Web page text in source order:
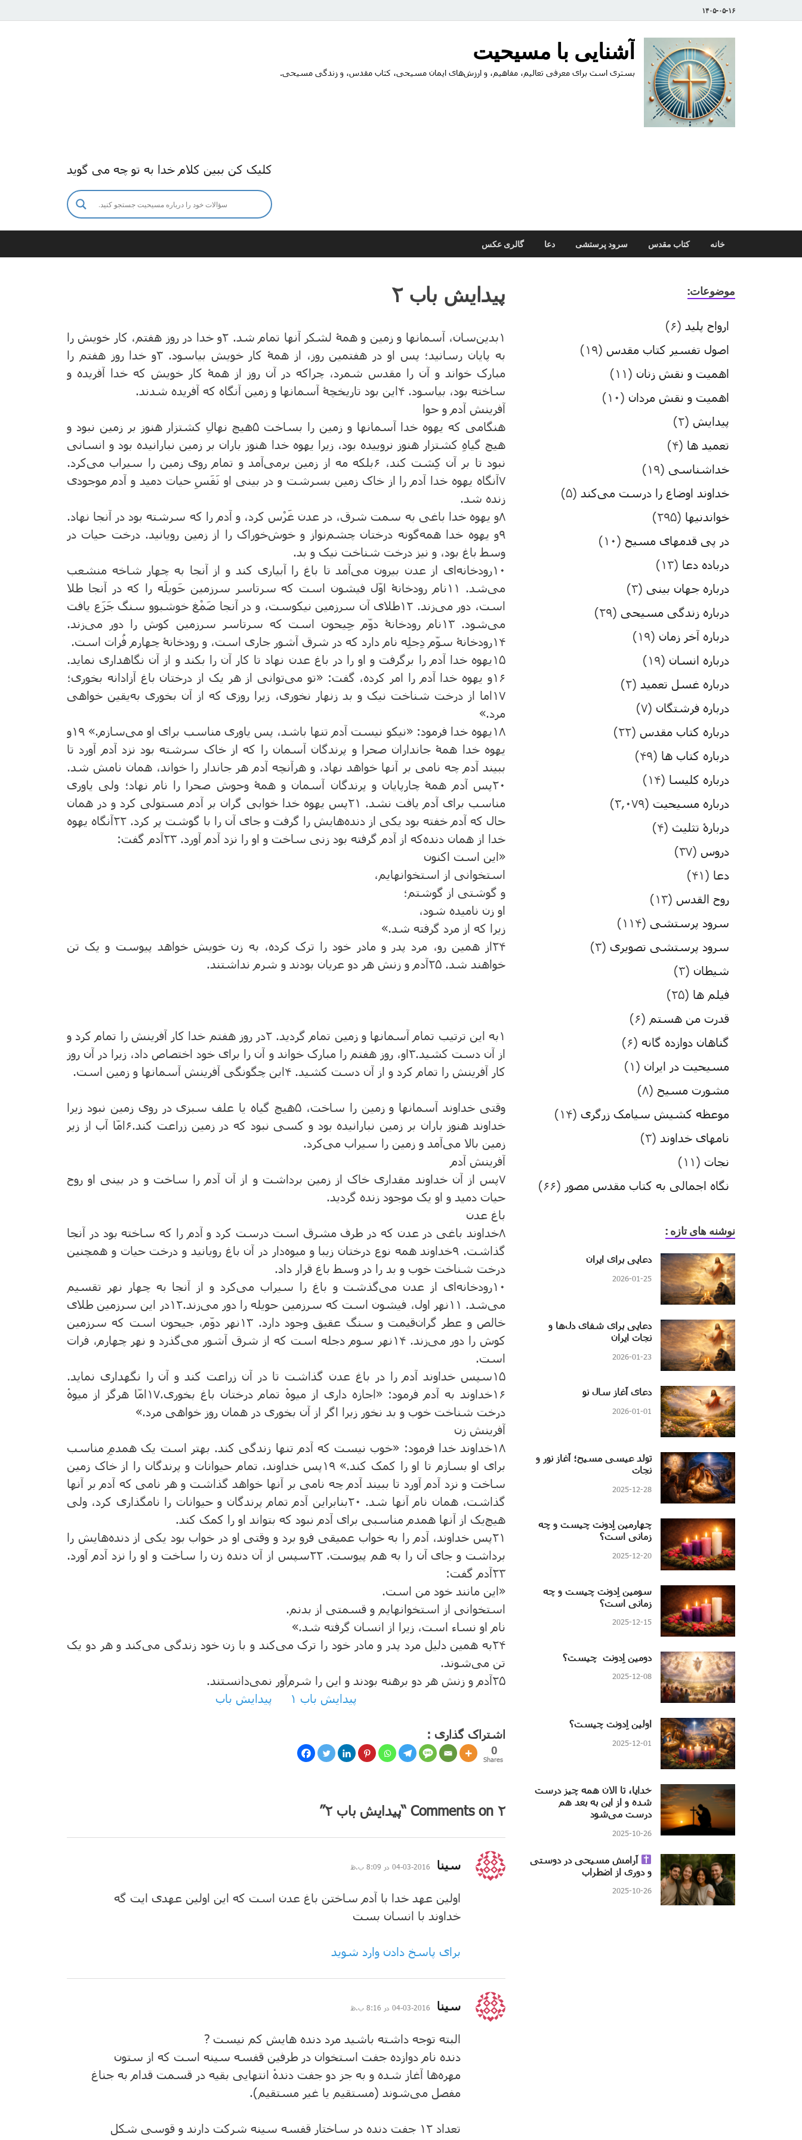
۱۴۰۵-۰۵-۱۶
آشنایی با مسیحیت
بستری است برای معرفی تعالیم، مفاهیم، و ارزش‌های ایمان مسیحی، کتاب مقدس، و زندگی مسیحی.
کلیک کن ببین کلام خدا به تو چه می گوید
خانه کتاب مقدس سرود پرستشی دعا گالری عکس
پیدایش باب ۲
۱بدین‌سان، آسمانها و زمین و همۀ لشکر آنها تمام شد. ۲و خدا در روز هفتم، کار خویش را
به پایان رسانید؛ پس او در هفتمین روز، از همۀ کار خویش بیاسود. ۳و خدا روز هفتم را
مبارک خواند و آن را مقدس شمرد، چراکه در آن روز از همۀ کار خویش که خدا آفریده و
ساخته بود، بیاسود. ۴این بود تاریخچۀ آسمانها و زمین آنگاه که آفریده شدند.
آفرینش آدم و حوا
هنگامی که یهوه خدا آسمانها و زمین را بساخت ۵هیچ نهالِ کشتزار هنوز بر زمین نبود و
هیچ گیاهِ کشتزار هنوز نروییده بود، زیرا یهوه خدا هنوز باران بر زمین نبارانیده بود و انسانی
نبود تا بر آن کِشت کند، ۶بلکه مه از زمین برمی‌آمد و تمام روی زمین را سیراب می‌کرد.
۷آنگاه یهوه خدا آدم را از خاک زمین بسرشت و در بینی او نَفَسِ حیات دمید و آدم موجودی
زنده شد.
۸و یهوه خدا باغی به سمت شرق، در عدن غَرْس کرد، و آدم را که سرشته بود در آنجا نهاد.
۹و یهوه خدا همه‌گونه درختان چشم‌نواز و خوش‌خوراک را از زمین رویانید. درخت حیات در
وسط باغ بود، و نیز درخت شناخت نیک و بد.
۱۰رودخانه‌ای از عدن بیرون می‌آمد تا باغ را آبیاری کند و از آنجا به چهار شاخه منشعب
می‌شد. ۱۱نام رودخانۀ اوّل فیشون است که سرتاسر سرزمین حَویلَه را که در آنجا طلا
است، دور می‌زند. ۱۲طلای آن سرزمین نیکوست، و در آنجا صَمْغ خوشبوو سنگ جَزَع یافت
می‌شود. ۱۳نام رودخانۀ دوّم جِیحون است که سرتاسر سرزمین کوش را دور می‌زند.
۱۴رودخانۀ سوّم دِجلِه نام دارد که در شرق آشور جاری است، و رودخانۀ چهارم فُرات است.
۱۵یهوه خدا آدم را برگرفت و او را در باغ عدن نهاد تا کار آن را بکند و از آن نگاهداری نماید.
۱۶و یهوه خدا آدم را امر کرده، گفت: «تو می‌توانی از هر یک از درختان باغ آزادانه بخوری؛
۱۷اما از درخت شناخت نیک و بد زنهار نخوری، زیرا روزی که از آن بخوری به‌یقین خواهی
مرد.»
۱۸یهوه خدا فرمود: «نیکو نیست آدم تنها باشد، پس یاوری مناسب برای او می‌سازم.» ۱۹و
یهوه خدا همۀ جانداران صحرا و پرندگان آسمان را که از خاک سرشته بود نزد آدم آورد تا
ببیند آدم چه نامی بر آنها خواهد نهاد، و هرآنچه آدم هر جاندار را خواند، همان نامش شد.
۲۰پس آدم همۀ چارپایان و پرندگان آسمان و همۀ وحوش صحرا را نام نهاد؛ ولی یاوری
مناسب برای آدم یافت نشد. ۲۱پس یهوه خدا خوابی گران بر آدم مستولی کرد و در همان
حال که آدم خفته بود یکی از دنده‌هایش را گرفت و جای آن را با گوشت پر کرد. ۲۲آنگاه یهوه
خدا از همان دنده‌که از آدم گرفته بود زنی ساخت و او را نزد آدم آورد. ۲۳آدم گفت:
«این است اکنون
استخوانی از استخوانهایم،
و گوشتی از گوشتم؛
او زن نامیده شود،
زیرا که از مرد گرفته شد.»
۲۴از همین رو، مرد پدر و مادر خود را ترک کرده، به زن خویش خواهد پیوست و یک تن
خواهند شد. ۲۵آدم و زنش هر دو عریان بودند و شرم نداشتند.
۱به ‌این‌ ترتیب ‌تمام‌ آسمانها و زمین‌ تمام‌ گردید. ۲در روز هفتم‌ خدا کار آفرینش‌ را تمام‌ کرد و
از آن ‌دست ‌کشید.۳او، روز هفتم ‌را مبارک‌ خواند و آن‌ را برای خود اختصاص ‌داد، زیرا در آن‌ روز
کار آفرینش‌ را تمام‌ کرد و از آن‌ دست‌ کشید. ۴این‌ چگونگی آفرینش آسمانها و زمین‌ است‌.
وقتی خداوند آسمانها و زمین‌ را ساخت‌،۵هیچ ‌گیاه ‌یا علف‌ سبزی در روی زمین ‌نبود زیرا
خداوند هنوز باران ‌بر زمین‌ نبارانیده ‌بود و کسی نبود که‌ در زمین ‌زراعت ‌کند.۶امّا آب‌ از زیر
زمین ‌بالا می‌آمد و زمین‌ را سیراب‌ می‌کرد.
آفرینش‌ آدم‌
۷پس‌ از آن ‌خداوند مقداری خاک ‌از زمین‌ برداشت‌ و از آن ‌آدم‌ را ساخت‌ و در بینی او روح
‌حیات‌ دمید و او یک‌ موجود زنده‌ گردید.
باغ ‌عدن‌
۸خداوند باغی در عدن‌ که‌ در طرف ‌مشرق ‌است‌ درست ‌کرد و آدم‌ را که ‌ساخته‌ بود در آنجا
گذاشت‌. ۹خداوند همه‌ نوع‌ درختان ‌زیبا و میوه‌دار در آن‌ باغ ‌رویانید و درخت ‌حیات و همچنین‌
درخت‌ شناخت خوب ‌و بد را در وسط ‌باغ‌ قرار داد.
۱۰رودخانه‌ای از عدن‌ می‌گذشت‌ و باغ ‌را سیراب‌ می‌کرد و از آنجا به‌ چهار نهر تقسیم‌
می‌شد. ۱۱نهر اول، فیشون است که سرزمین‌ حویله‌ را دور می‌زند.۱۲در این ‌سرزمین ‌طلای
خالص ‌و عطر گران‌قیمت ‌و سنگ‌ عقیق ‌وجود دارد. ۱۳نهر دوّم‌، جیحون است که سرزمین
‌کوش‌ را دور می‌زند. ۱۴نهر سوم‌ دجله است که از شرق‌ آشور می‌گذرد و نهر چهارم‌، فرات‌
است‌.
۱۵سپس‌ خداوند آدم ‌را در باغ‌ عدن‌ گذاشت‌ تا در آن ‌زراعت‌ کند و آن ‌را نگهداری نماید.
۱۶خداوند به ‌آدم‌ فرمود: «اجازه ‌داری از میوهٔ تمام ‌درختان ‌باغ‌ بخوری‌.۱۷امّا هرگز از میوهٔ
درخت‌ شناخت خوب‌ و بد نخور زیرا اگر از آن ‌بخوری در همان‌ روز خواهی مرد.»
آفرینش ‌زن‌
۱۸خداوند خدا فرمود: «خوب ‌نیست ‌که‌ آدم‌ تنها زندگی کند. بهتر است ‌یک ‌همدمِ‌ مناسب‌
برای او بسازم ‌تا او را کمک ‌کند.» ۱۹پس ‌خداوند، تمام‌ حیوانات‌ و پرندگان‌ را از خاک ‌زمین‌
ساخت ‌و نزد آدم‌ آورد تا ببیند آدم‌ چه ‌نامی بر آنها خواهد گذاشت‌ و هر نامی که آدم‌ بر آنها
گذاشت، همان‌ نام‌ آنها شد. ۲۰بنابراین ‌آدم‌ تمام ‌پرندگان ‌و حیوانات ‌را نامگذاری کرد، ولی
هیچ‌یک ‌از آنها همدم ‌مناسبی برای آدم‌ نبود که‌ بتواند او را کمک‌ کند.
۲۱پس ‌خداوند، آدم ‌را به ‌خواب ‌عمیقی فرو برد و وقتی او در خواب‌ بود یکی از دنده‌هایش‌ را
برداشت ‌و جای آن‌ را به ‌هم‌ پیوست‌.۲۲سپس ‌از آن‌ دنده ‌زن ‌را ساخت ‌و او را نزد آدم‌ آورد.
۲۳آدم‌ گفت‌:
«این ‌مانند خود من ‌است‌.
استخوانی از استخوانهایم‌ و قسمتی از بدنم‌.
نام ‌او نساء است‌، زیرا از انسان ‌گرفته‌ شد.»
۲۴به ‌همین ‌دلیل‌ مرد پدر و مادر خود را ترک‌ می‌کند و با زن‌ خود زندگی می‌کند و هر دو یک‌
تن‌ می‌شوند.
۲۵آدم ‌و زنش ‌هر ‌دو برهنه‌ بودند و این‌ را شرم‌آور نمی‌دانستند.
پیدایش باب ۱
پیدایش باب
اشتراک گذاری :
0
Shares
۲ Comments on “پیدایش باب ۲”
سینا گفت:
2016-03-04 در 8:09 ب.ظ
اولین عهد خدا با آدم ساختن باغ عدن است که این اولین عهدی ایت گه
خداوند با انسان بست
برای پاسخ دادن وارد شوید
سینا گفت:
2016-03-04 در 8:16 ب.ظ
البته توجه داشته باشید مرد دنده هایش کم نیست ?
دنده نام دوازده جفت استخوان در طرفین قفسه سینه است که از ستون
مهره‌ها آغاز شده و به جز دو جفت دندهٔ انتهایی بقیه در قسمت قدام به جناغ
مفصل می‌شوند (مستقیم یا غیر مستقیم).
تعداد ۱۲ جفت دنده در ساختار قفسه سینه شرکت دارند و قوسی شکل
موضوعات:
ارواح پلید (۶)
اصول تفسیر کتاب مقدس (۱۹)
اهمیت و نقش زنان (۱۱)
اهمیت و نقش مردان (۱۰)
پیدایش (۲)
تعمید ها (۴)
خداشناسی (۱۹)
خداوند اوضاع را درست می‌کند (۵)
خواندنیها (۲۹۵)
در پی قدمهای مسیح (۱۰)
درباده دعا (۱۳)
درباره جهان بینی (۳)
درباره زندگی مسیحی (۲۹)
درباره آخر زمان (۱۹)
درباره انسان (۱۹)
درباره غسل تعمید (۲)
درباره فرشتگان (۷)
درباره کتاب مقدس (۲۲)
درباره کتاب ها (۴۹)
درباره کلیسا (۱۴)
درباره مسیحیت (۳,۰۷۹)
دربارۀ تثلیث (۴)
دروس (۳۷)
دعا (۴۱)
روح القدس (۱۳)
سرود پرستشی (۱۱۴)
سرود پرستشی تصویری (۳)
شیطان (۳)
فیلم ها (۲۵)
قدرت من هستم (۶)
گناهان دوازده گانه (۶)
مسیحیت در ایران (۱)
مشورت مسیح (۸)
موعظه کشیش سیامک زرگری (۱۴)
نامهای خداوند (۳)
نجات (۱۱)
نگاه اجمالی به کتاب مقدس مصور (۶۶)
نوشنه های تازه :
دعایی برای ایران
2026-01-25
دعایی برای شفای دل‌ها و
نجات ایران
2026-01-23
دعای آغاز سال نو
2026-01-01
تولد عیسی مسیح؛ آغاز نور و
نجات
2025-12-28
چهارمین اِدونت چیست و چه
زمانی است؟
2025-12-20
سومین اِدونت چیست و چه
زمانی است؟
2025-12-15
دومین اِدونت چیست؟
2025-12-08
اولین اِدونت چیست؟
2025-12-01
خدایا، تا الان همه چیز درست
شده و از این به بعد هم
درست می‌شود
2025-10-26
آرامش مسیحی در دوستی
و دوری از اضطراب
2025-10-26